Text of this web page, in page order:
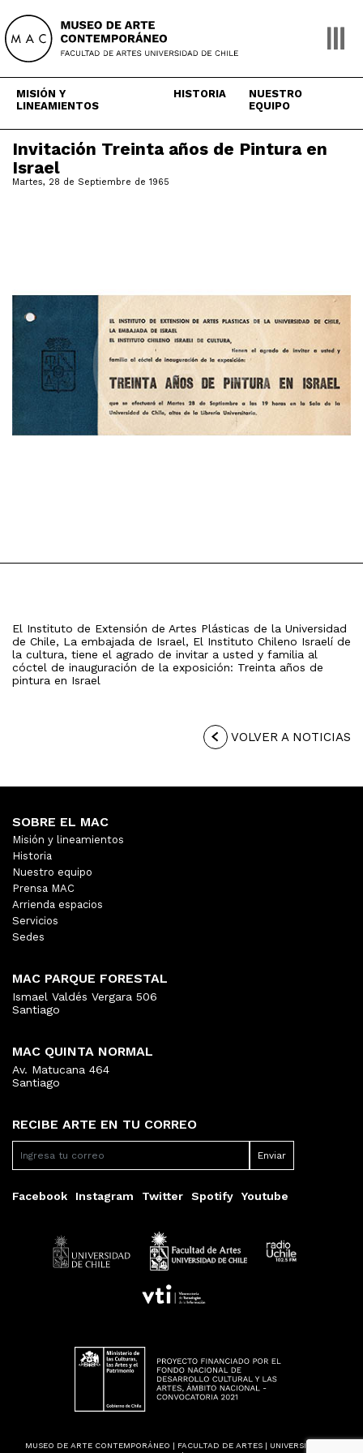
content
MISIÓN Y
LINEAMIENTOS
HISTORIA
NUESTRO
EQUIPO
Invitación Treinta años de Pintura en
Israel
Martes, 28 de Septiembre de 1965
El Instituto de Extensión de Artes Plásticas de la Universidad
de Chile, La embajada de Israel, El Instituto Chileno Israelí de
la cultura, tiene el agrado de invitar a usted y familia al
cóctel de inauguración de la exposición: Treinta años de
pintura en Israel
VOLVER A NOTICIAS
RECIBE ARTE EN TU CORREO
Facebook Instagram Twitter Spotify Youtube
SOBRE EL MAC
Misión y lineamientos
Historia
Nuestro equipo
Prensa MAC
Arrienda espacios
Servicios
Sedes
MAC PARQUE FORESTAL
Ismael Valdés Vergara 506
Santiago
MAC QUINTA NORMAL
Av. Matucana 464
Santiago
MUSEO DE ARTE CONTEMPORÁNEO | FACULTAD DE ARTES | UNIVERSIDAD DE